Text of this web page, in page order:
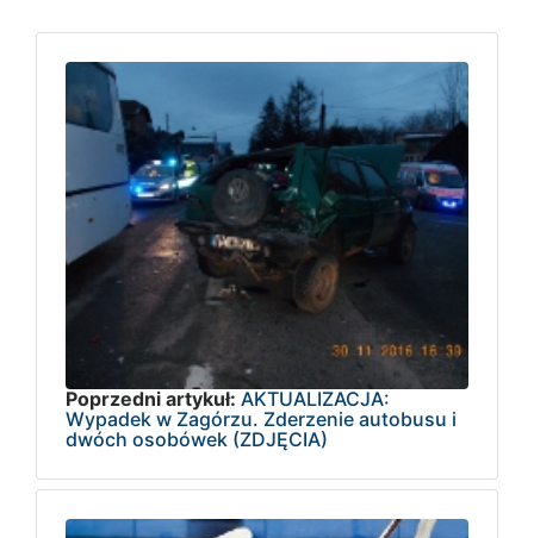
Poprzedni artykuł: AKTUALIZACJA:
Wypadek w Zagórzu. Zderzenie autobusu i
dwóch osobówek (ZDJĘCIA)